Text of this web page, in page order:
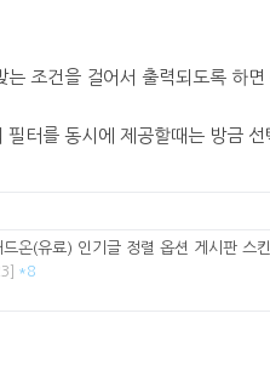
는 조건을 걸어서 출력되도록 하면
필터를 동시에 제공할때는 방금
드온(유료) 인기글 정렬 옵션 게시판 스
*8